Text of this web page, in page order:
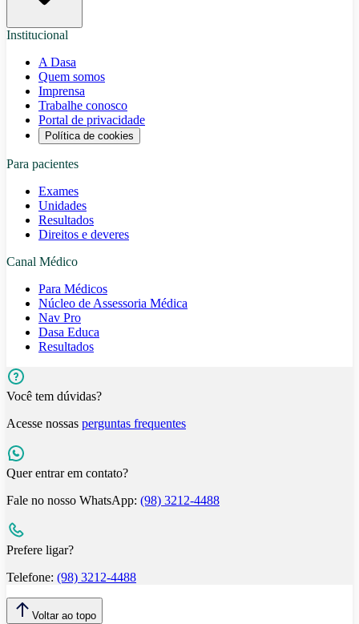
Institucional
A Dasa
Quem somos
Imprensa
Trabalhe conosco
Portal de privacidade
Política de cookies
Para pacientes
Exames
Unidades
Resultados
Direitos e deveres
Canal Médico
Para Médicos
Núcleo de Assessoria Médica
Nav Pro
Dasa Educa
Resultados
Você tem dúvidas?
Acesse nossas perguntas frequentes
Quer entrar em contato?
Fale no nosso WhatsApp: (98) 3212-4488
Prefere ligar?
Telefone: (98) 3212-4488
Voltar ao topo